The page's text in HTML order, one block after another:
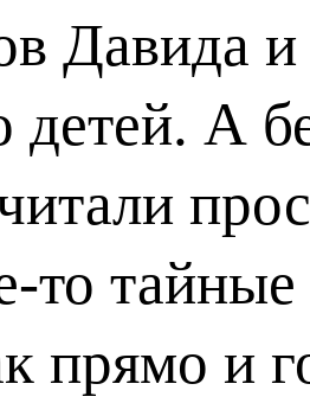
Давида
детей. А
то
прямо и